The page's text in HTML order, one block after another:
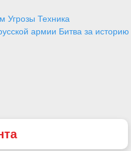
Угрозы Техника
армии Битва за историю